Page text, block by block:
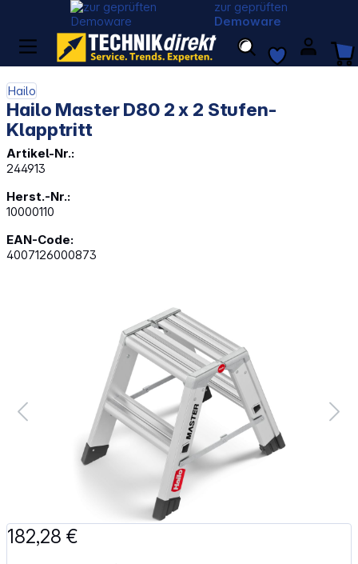
zur geprüften
Demoware
Hailo
Hailo Master D80 2 x 2 Stufen-
Klapptritt
Artikel-Nr.:
244913
Herst.-Nr.:
10000110
EAN-Code:
4007126000873
Bildergalerie überspringen
182,28 €